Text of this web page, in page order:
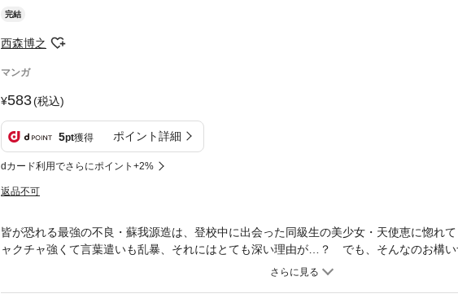
完結
西森博之
マンガ
583(税込)
5pt獲得 ポイント詳細
dカード利用でさらにポイント+2%
返品不可
皆が恐れる最強の不良・蘇我源造は、登校中に出会った同級生の美少女・天使恵に惚れ
ャクチャ強くて言葉遣いも乱暴、それにはとても深い理由が…？ でも、そんなのお構い
手で恵に猛アタックを開始！ 更に、同じく恵にゾッコンの平凡な同級生・藤木と安田も